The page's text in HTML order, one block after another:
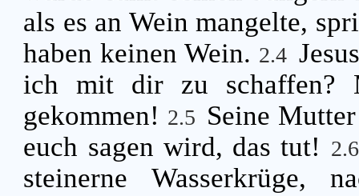
als es an Wein mangelte,
haben keinen Wein. 2.4
ich mit dir zu schaffen?
gekommen! 2.5 Seine
euch sagen wird, das tut!
steinerne Wasserkrüge,